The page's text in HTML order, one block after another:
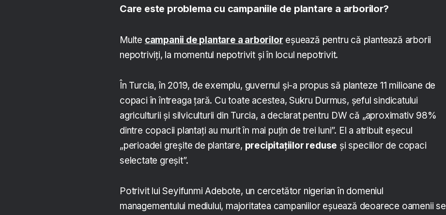
Care este problema cu campaniile de plantare a arborilor?
Multe campanii de plantare a arborilor eșuează pentru că plantează arborii
nepotriviți, la momentul nepotrivit și în locul nepotrivit.
În Turcia, în 2019, de exemplu, guvernul și-a propus să planteze 11 milioane de
copaci în întreaga țară. Cu toate acestea, Sukru Durmus, șeful sindicatului
agriculturii și silviculturii din Turcia, a declarat pentru DW că „aproximativ 98%
dintre copacii plantați au murit în mai puțin de trei luni”. El a atribuit eșecul
„perioadei greșite de plantare, precipitațiilor reduse și speciilor de copaci
selectate greșit”.
Potrivit lui Seyifunmi Adebote, un cercetător nigerian în domeniul
managementului mediului, majoritatea campaniilor eșuează deoarece oamenii se